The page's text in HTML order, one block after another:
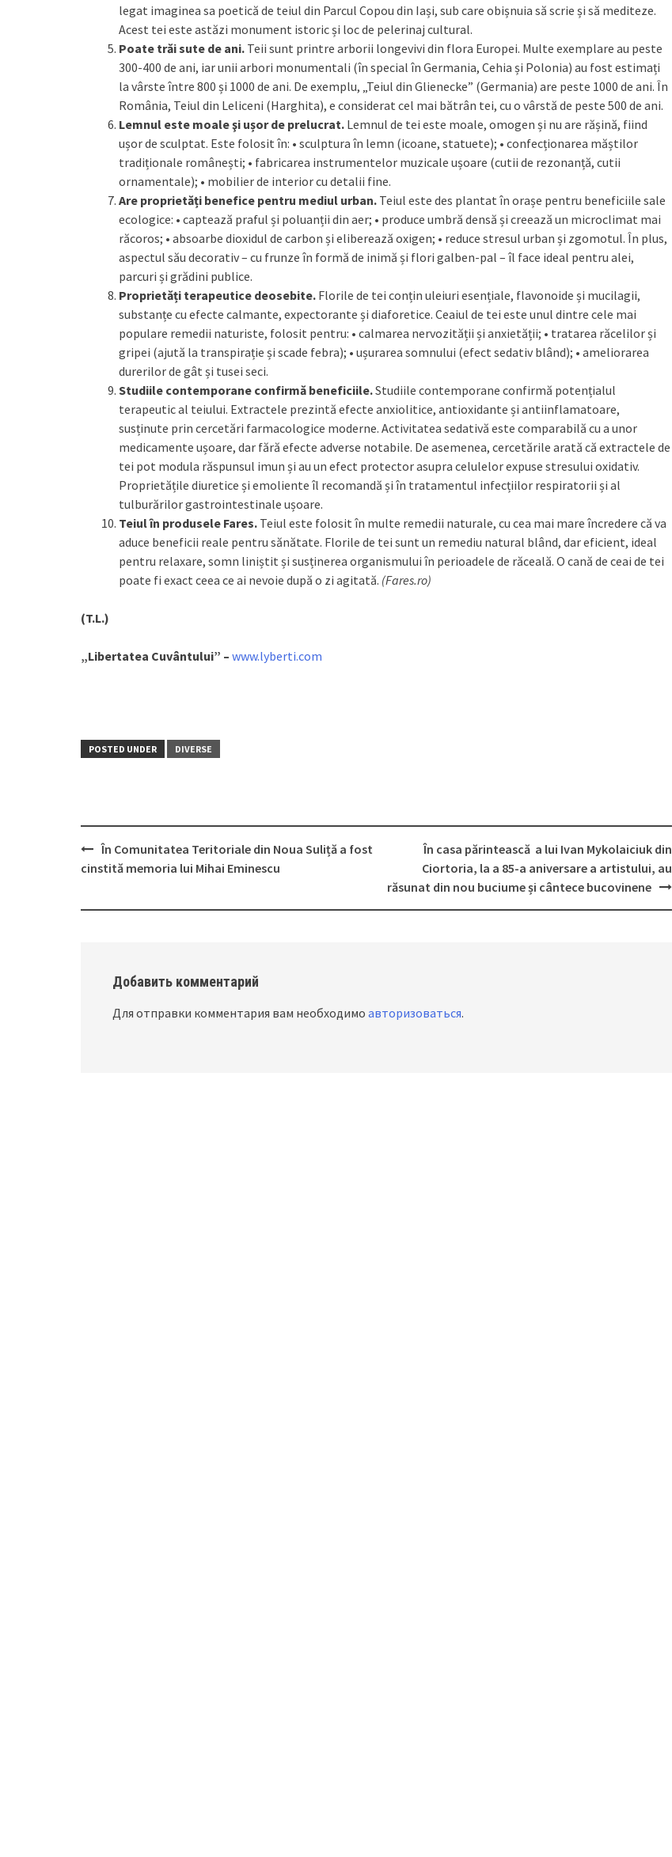
legat imaginea sa poetică de teiul din Parcul Copou din Iași, sub care obișnuia să scrie și să mediteze.
Acest tei este astăzi monument istoric și loc de pelerinaj cultural.
Poate trăi sute de ani. Teii sunt printre arborii longevivi din flora Europei. Multe exemplare au peste
300-400 de ani, iar unii arbori monumentali (în special în Germania, Cehia și Polonia) au fost estimați
la vârste între 800 și 1000 de ani. De exemplu, „Teiul din Glienecke” (Germania) are peste 1000 de ani. În
România, Teiul din Leliceni (Harghita), e considerat cel mai bătrân tei, cu o vârstă de peste 500 de ani.
Lemnul este moale şi ușor de prelucrat. Lemnul de tei este moale, omogen și nu are rășină, fiind
ușor de sculptat. Este folosit în: • sculptura în lemn (icoane, statuete); • confecționarea măștilor
tradiționale românești; • fabricarea instrumentelor muzicale ușoare (cutii de rezonanță, cutii
ornamentale); • mobilier de interior cu detalii fine.
Are proprietăți benefice pentru mediul urban. Teiul este des plantat în orașe pentru beneficiile sale
ecologice: • captează praful și poluanții din aer; • produce umbră densă și creează un microclimat mai
răcoros; • absoarbe dioxidul de carbon și eliberează oxigen; • reduce stresul urban și zgomotul. În plus,
aspectul său decorativ – cu frunze în formă de inimă și flori galben-pal – îl face ideal pentru alei,
parcuri și grădini publice.
Proprietăți terapeutice deosebite. Florile de tei conțin uleiuri esențiale, flavonoide și mucilagii,
substanțe cu efecte calmante, expectorante și diaforetice. Ceaiul de tei este unul dintre cele mai
populare remedii naturiste, folosit pentru: • calmarea nervozității și anxietății; • tratarea răcelilor și
gripei (ajută la transpirație și scade febra); • ușurarea somnului (efect sedativ blând); • ameliorarea
durerilor de gât și tusei seci.
Studiile contemporane confirmă beneficiile.Studiile contemporane confirmă potențialul
terapeutic al teiului. Extractele prezintă efecte anxiolitice, antioxidante și antiinflamatoare,
susținute prin cercetări farmacologice moderne. Activitatea sedativă este comparabilă cu a unor
medicamente ușoare, dar fără efecte adverse notabile. De asemenea, cercetările arată că extractele de
tei pot modula răspunsul imun și au un efect protector asupra celulelor expuse stresului oxidativ.
Proprietățile diuretice și emoliente îl recomandă și în tratamentul infecțiilor respiratorii și al
tulburărilor gastrointestinale ușoare.
Teiul în produsele Fares. Teiul este folosit în multe remedii naturale, cu cea mai mare încredere că va
aduce beneficii reale pentru sănătate. Florile de tei sunt un remediu natural blând, dar eficient, ideal
pentru relaxare, somn liniștit și susținerea organismului în perioadele de răceală. O cană de ceai de tei
poate fi exact ceea ce ai nevoie după o zi agitată. (Fares.ro)
(T.L.)
„Libertatea Cuvântului” – www.lyberti.com
POSTED UNDER DIVERSE
Post
În Comunitatea Teritoriale din Noua Suliță a fost
cinstită memoria lui Mihai Eminescu
În casa părintească a lui Ivan Mykolaiciuk din
Ciortoria, la a 85-a aniversare a artistului, au
răsunat din nou buciume și cântece bucovinene
Добавить комментарий
Для отправки комментария вам необходимо авторизоваться.